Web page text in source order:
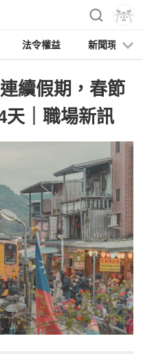
法令權益 新聞現場
續假期，春節
天｜職場新訊